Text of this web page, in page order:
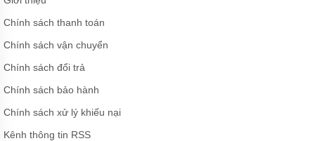
MÁY
BÁNH
HÓA
MÁY
ĐỘ
CAO
Chính sách thanh toán
Chính sách vận chuyển
Chính sách đổi trả
Chính sách bảo hành
Chính sách xử lý khiếu nại
Kênh thông tin RSS